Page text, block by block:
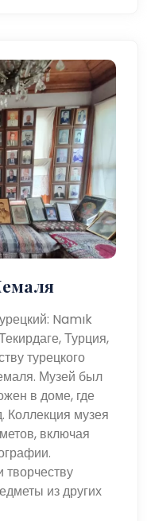
Namık
Турция,
турецкого
Музей был
в доме, где
Коллекция музея
включая
из других